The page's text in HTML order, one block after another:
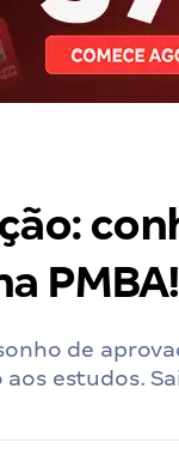
PMBA!
de
estudos.